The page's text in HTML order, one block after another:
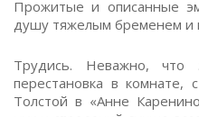
Прожитые и описанные
душу тяжелым бременем и
Трудись. Неважно, что
перестановка в комнате,
Толстой в «Анне